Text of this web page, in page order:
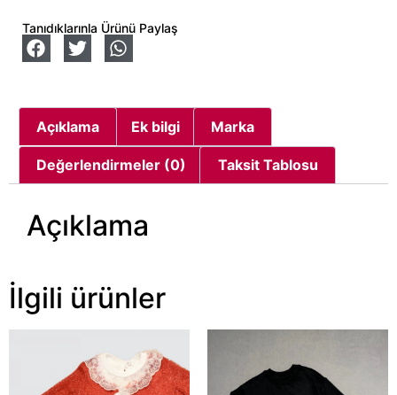
Tanıdıklarınla Ürünü Paylaş
Açıklama Ek bilgi Marka
Değerlendirmeler (0) Taksit Tablosu
Açıklama
İlgili ürünler